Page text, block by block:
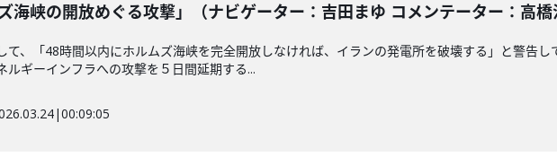
ズ海峡の開放めぐる攻撃」（ナビゲーター：吉田まゆ コメンテーター：高
て、「48時間以内にホルムズ海峡を完全開放しなければ、イランの発電所を破壊する」と警告し
ルギーインフラへの攻撃を５日間延期する...
|00:09:05